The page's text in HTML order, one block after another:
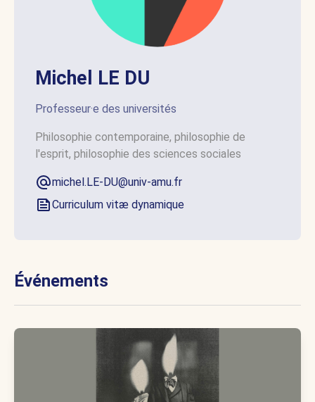
Michel LE DU
Professeur·e des universités
Philosophie contemporaine, philosophie de
l'esprit, philosophie des sciences sociales
michel.LE-DU@univ-amu.fr
Curriculum vitæ dynamique
Événements